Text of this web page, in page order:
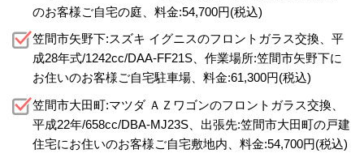
のお客様ご自宅の庭、料金:54,700円(税込)
笠間市矢野下:スズキ イグニスのフロントガラス交換、平
成28年式/1242cc/DAA-FF21S、作業場所:笠間市矢野下に
お住いのお客様ご自宅駐車場、料金:61,300円(税込)
笠間市大田町:マツダ ＡＺワゴンのフロントガラス交換、
平成22年/658cc/DBA-MJ23S、出張先:笠間市大田町の戸建
住宅にお住いのお客様ご自宅敷地内、料金:54,700円(税込)